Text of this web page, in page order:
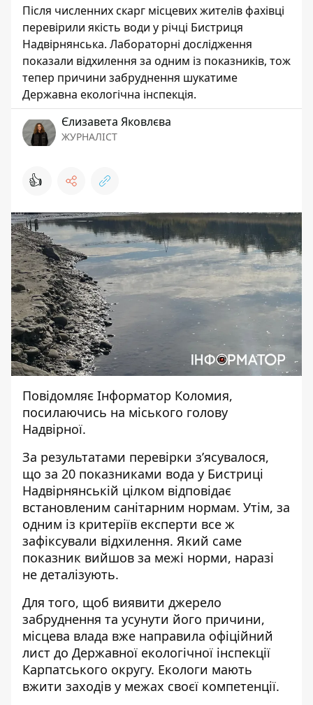
Після численних скарг місцевих жителів фахівці
перевірили якість води у річці Бистриця
Надвірнянська. Лабораторні дослідження
показали відхилення за одним із показників, тож
тепер причини забруднення шукатиме
Державна екологічна інспекція.
Єлизавета Яковлєва
ЖУРНАЛІСТ
👍
Повідомляє Інформатор Коломия,
посилаючись на міського голову
Надвірної.
За результатами перевірки з’ясувалося,
що за 20 показниками вода у Бистриці
Надвірнянській цілком відповідає
встановленим санітарним нормам. Утім, за
одним із критеріїв експерти все ж
зафіксували відхилення. Який саме
показник вийшов за межі норми, наразі
не деталізують.
Для того, щоб виявити джерело
забруднення та усунути його причини,
місцева влада вже направила офіційний
лист до Державної екологічної інспекції
Карпатського округу. Екологи мають
вжити заходів у межах своєї компетенції.